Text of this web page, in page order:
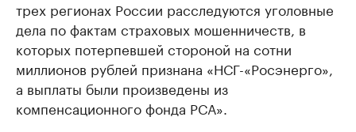
трех регионах России расследуются уголовные
дела по фактам страховых мошенничеств, в
которых потерпевшей стороной на сотни
миллионов рублей признана «НСГ-«Росэнерго»,
а выплаты были произведены из
компенсационного фонда РСА».